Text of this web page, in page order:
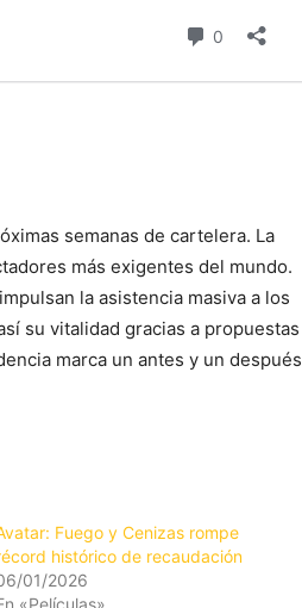
semanas de cartelera. La
más exigentes del mundo.
la asistencia masiva a los
su vitalidad gracias a propuestas
marca un antes y un después
Fuego y Cenizas rompe
histórico de recaudación
01/2026
«Películas»